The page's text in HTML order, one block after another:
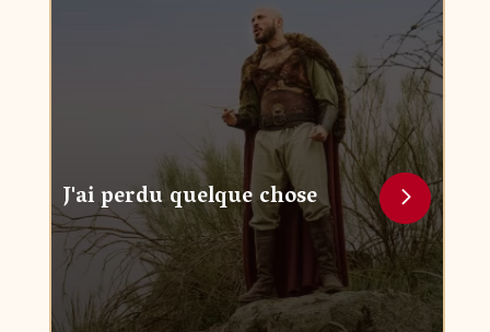
J'ai perdu quelque chose